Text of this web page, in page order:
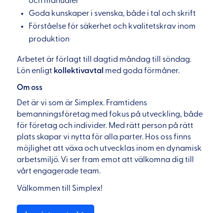
Goda kunskaper i svenska, både i tal och skrift
Förståelse för säkerhet och kvalitetskrav inom
produktion
Arbetet är förlagt till dagtid måndag till söndag.
Lön enligt kollektivavtal med goda förmåner.
Om oss
Det är vi som är Simplex. Framtidens
bemanningsföretag med fokus på utveckling, både
för företag och individer. Med rätt person på rätt
plats skapar vi nytta för alla parter. Hos oss finns
möjlighet att växa och utvecklas inom en dynamisk
arbetsmiljö. Vi ser fram emot att välkomna dig till
vårt engagerade team.
Välkommen till Simplex!